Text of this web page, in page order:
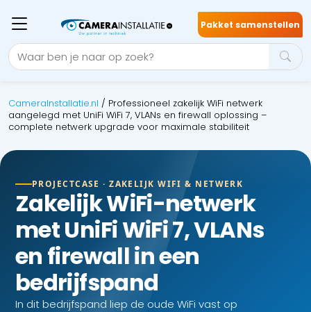
Pakket samenstellen
CameraInstallatie.nl / Professioneel zakelijk WiFi netwerk
aangelegd met UniFi WiFi 7, VLANs en firewall oplossing –
complete netwerk upgrade voor maximale stabiliteit
PROJECTCASE · ZAKELIJK WIFI & NETWERK
Zakelijk WiFi-netwerk
met UniFi WiFi 7, VLANs
en firewall in een
bedrijfspand
In dit bedrijfspand liep de oude WiFi vast op